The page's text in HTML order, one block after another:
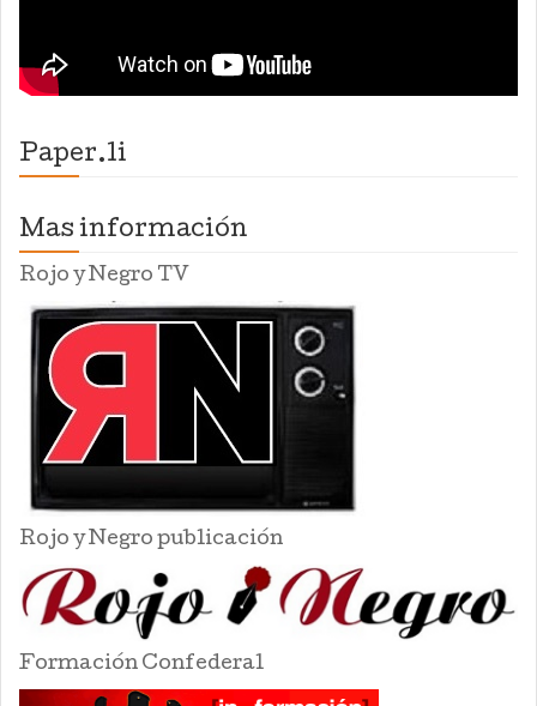
Paper.li
Mas información
Rojo y Negro TV
Rojo y Negro publicación
Formación Confederal